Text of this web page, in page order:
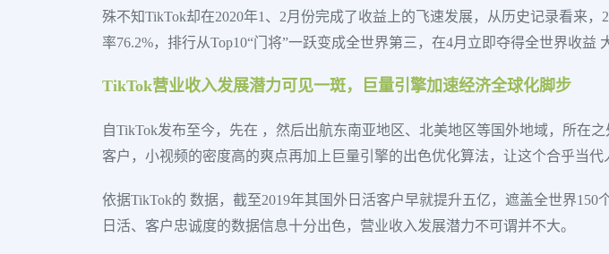
殊不知TikTok却在2020年1、2月份完成了收益上的飞速发展，从历史记录看来
率76.2%，排行从Top10“门将”一跃变成全世界第三，在4月立即夺得全世界收益
TikTok营业收入发展潜力可见一斑，巨量引擎加速经济全球化脚步
自TikTok发布至今，先在 ，然后出航东南亚地区、北美地区等国外地域，所在
客户，小视频的密度高的爽点再加上巨量引擎的出色优化算法，让这个合乎当代
依据TikTok的 数据，截至2019年其国外日活客户早就提升五亿，遮盖全世界
日活、客户忠诚度的数据信息十分出色，营业收入发展潜力不可谓并不大。